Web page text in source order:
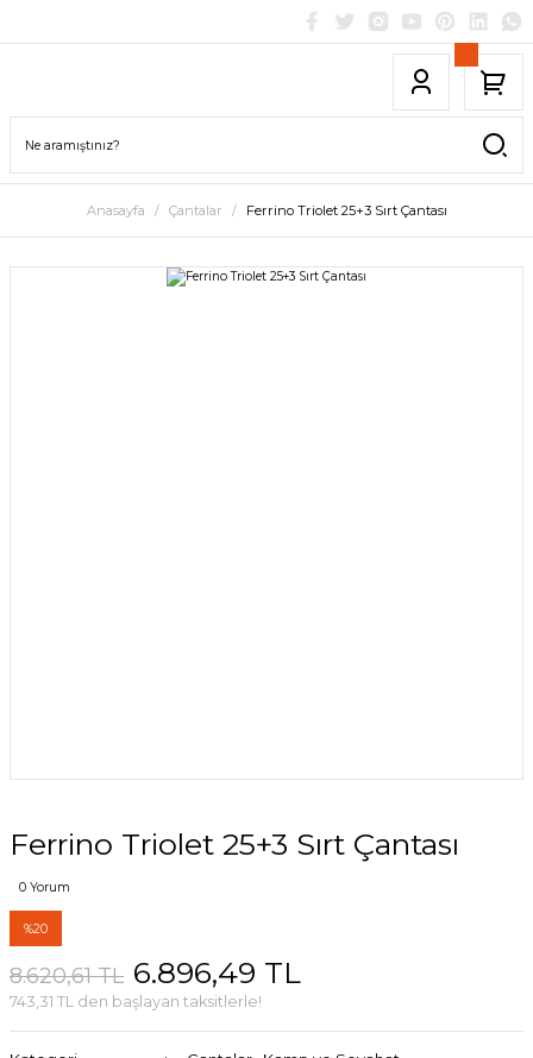
Anasayfa Çantalar Ferrino Triolet 25+3 Sırt Çantası
Ferrino Triolet 25+3 Sırt Çantası
0 Yorum
%20
8.620,61 TL 6.896,49 TL
743,31 TL den başlayan taksitlerle!